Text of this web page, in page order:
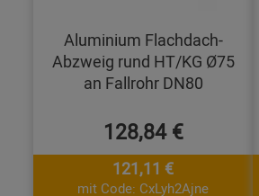
Aluminium Flachdach-
Abzweig rund HT/KG Ø75
an Fallrohr DN80
128,84 €
121,11 €
mit Code: CxLyh2Ajne